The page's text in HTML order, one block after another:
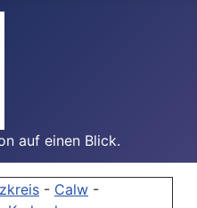
auf einen Blick.
- Calw -